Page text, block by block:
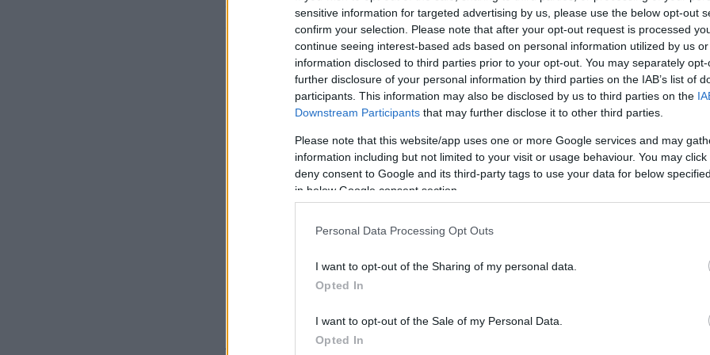
sensitive information for targeted advertising by us, please use the below opt-out
confirm your selection. Please note that after your opt-out request is processed
continue seeing interest-based ads based on personal information utilized by us
information disclosed to third parties prior to your opt-out. You may separately
further disclosure of your personal information by third parties on the IAB’s list of
participants. This information may also be disclosed by us to third parties on the
Downstream Participants that may further disclose it to other third parties.
Please note that this website/app uses one or more Google services and may
information including but not limited to your visit or usage behaviour. You may
deny consent to Google and its third-party tags to use your data for below
in below Google consent section.
Personal Data Processing Opt Outs
I want to opt-out of the Sharing of my personal data.
Opted In
I want to opt-out of the Sale of my Personal Data.
Opted In
σφύριγμα της λήξης, ο 28χρονος μπουγελώθηκε -εντός παρκέ- από
συμπαίκτες του.
Λίγο μετά, στο διαδρομή προς τα αποδυτήρια, δημοσιογράφος του